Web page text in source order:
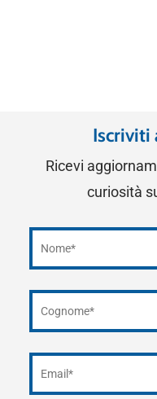
Iscriviti
Ricevi
curiosità